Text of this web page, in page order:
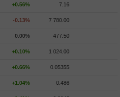
+0.56% 7.16
-0.13% 7 780.00
0.00% 477.50
+0.10% 1 024.00
+0.66% 0.05355
+1.04% 0.486